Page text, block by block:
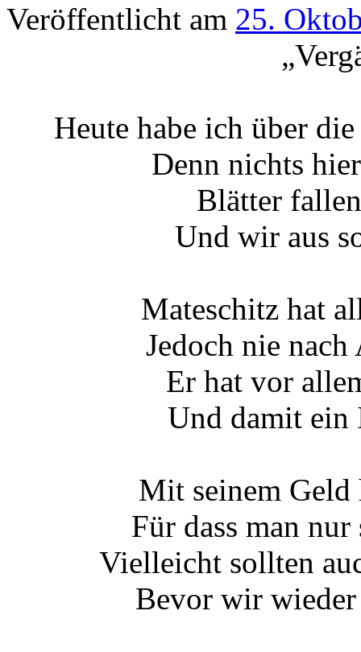
Veröffentlicht am 25.
Heute habe ich über
Denn nichts
Blätter
Und wir aus
Mateschitz hat
Jedoch nie
Er hat vor
Und damit ein
Mit seinem Geld
Für dass man
Vielleicht sollten
Bevor wir wieder